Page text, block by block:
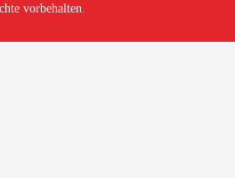
vorbehalten.